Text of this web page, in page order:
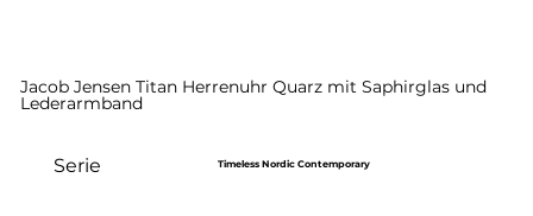
Jacob Jensen Titan Herrenuhr Quarz mit Saphirglas und
Lederarmband
Serie Timeless Nordic Contemporary